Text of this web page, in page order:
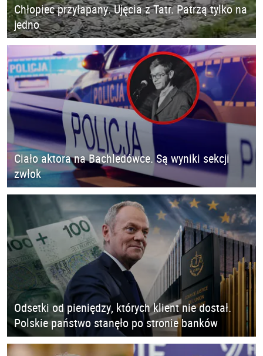
Chłopiec przyłapany. Ujęcia z Tatr. Patrzą tylko na
jedno
Ciało aktora na Bachledówce. Są wyniki sekcji
zwłok
Odsetki od pieniędzy, których klient nie dostał.
Polskie państwo stanęło po stronie banków